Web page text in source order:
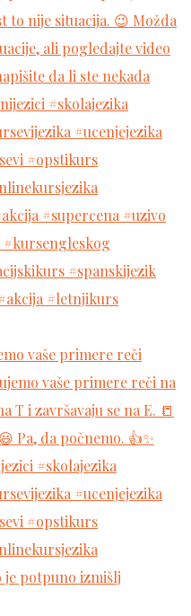
vaše primere reči
je potpuno izmišlj